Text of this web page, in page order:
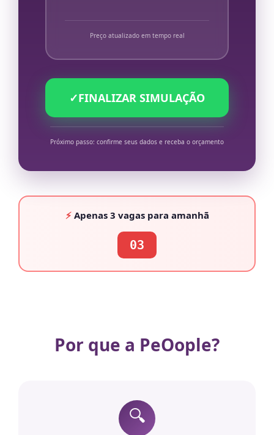
Preço atualizado em tempo real
✓FINALIZAR SIMULAÇÃO
Próximo passo: confirme seus dados e receba o orçamento
⚡Apenas 3 vagaspara amanhã
03
Por que a PeOople?
🔍